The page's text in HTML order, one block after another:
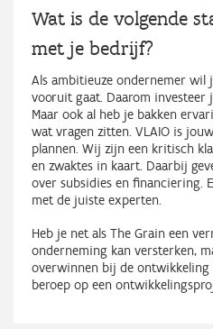
Wat is de volgende
met je bedrijf?
Als ambitieuze ondernemer wil
vooruit gaat. Daarom investeer
Maar ook al heb je bakken
wat vragen zitten. VLAIO is
plannen. Wij zijn een kritisch
en zwaktes in kaart. Daarbij
over subsidies en financiering.
met de juiste experten.
Heb je net als The Grain een
onderneming kan versterken,
overwinnen bij de ontwikkeling
beroep op een